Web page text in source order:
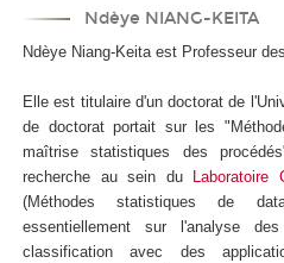
Ndèye NIANG-KEITA
Ndèye Niang-Keita est Professeur
Elle est titulaire d'un doctorat de
de doctorat portait sur les
maîtrise statistiques des
recherche au sein du
Laboratoire
(Méthodes statistiques de
essentiellement sur l'analyse
classification avec des